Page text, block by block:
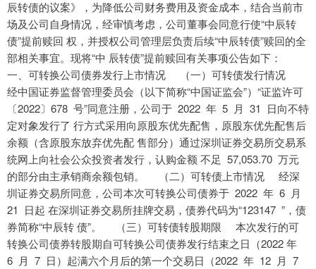
辰转债的议案》，为降低公司财务费用及资金成本，结合当前市
场及公司自身情况，经审慎考虑，公司董事会同意行使“中辰转
债”提前赎回 权，并授权公司管理层负责后续“中辰转债”赎回的全
部相关事宜。现将“中 辰转债”提前赎回有关事项公告如下：
一、可转换公司债券发行上市情况 （一）可转债发行情况
经中国证券监督管理委员会（以下简称“中国证监会”）“证监许可
〔2022〕678 号”同意注册，公司于 2022 年 5 月 31 日向不特
定对象发行了 行方式采用向原股东优先配售，原股东优先配售后
余额（含原股东放弃优先配 售部分）通过深圳证券交易所交易系
统网上向社会公众投资者发行，认购金额 不足 57,053.70 万元
的部分由主承销商余额包销。 （二）可转债上市情况 经深
圳证券交易所同意，公司本次可转换公司债券于 2022 年 6 月
21 日起 在深圳证券交易所挂牌交易，债券代码为“123147 ”，债
券简称“中辰转 债”。 （三）可转债转股期限 本次发行的可
转换公司债券转股期自可转换公司债券发行结束之日（2022 年
6 月 7 日）起满六个月后的第一个交易日（2022 年 12 月 7